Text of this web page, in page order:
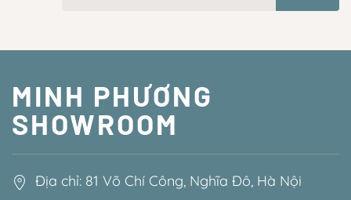
MINH PHƯƠNG
SHOWROOM
Địa chỉ: 81 Võ Chí Công, Nghĩa Đô, Hà Nội